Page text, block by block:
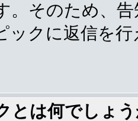
。そのため、
ックに返信を
とは何でしょ